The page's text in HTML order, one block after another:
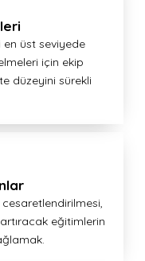
en üst seviyede
için ekip
düzeyini sürekli
cesaretlendirilmesi,
eğitimlerin